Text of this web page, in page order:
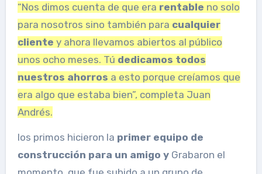
“Nos dimos cuenta de que era rentable no solo
para nosotros sino también para cualquier
cliente y ahora llevamos abiertos al público
unos ocho meses. Tú dedicamos todos
nuestros ahorros a esto porque creíamos que
era algo que estaba bien”, completa Juan
Andrés.
los primos hicieron la primer equipo de
construcción para un amigo yGrabaron el